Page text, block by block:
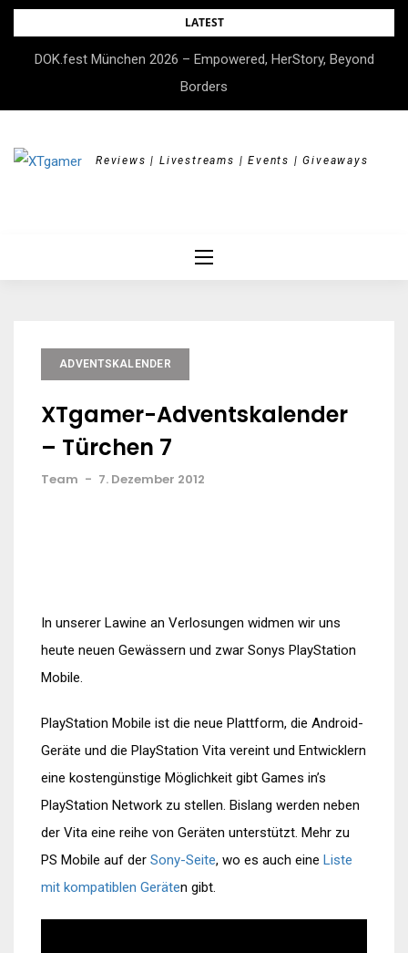
Skip
content
LATEST
DOK.fest München 2026 – Empowered, HerStory, Beyond
Borders
Reviews | Livestreams | Events | Giveaways
ADVENTSKALENDER
XTgamer-Adventskalender
– Türchen 7
Team - 7. Dezember 2012
In unserer Lawine an Verlosungen widmen wir uns
heute neuen Gewässern und zwar Sonys PlayStation
Mobile.
PlayStation Mobile ist die neue Plattform, die Android-
Geräte und die PlayStation Vita vereint und Entwicklern
eine kostengünstige Möglichkeit gibt Games in’s
PlayStation Network zu stellen. Bislang werden neben
der Vita eine reihe von Geräten unterstützt. Mehr zu
PS Mobile auf der Sony-Seite, wo es auch eine Liste
mit kompatiblen Geräten gibt.